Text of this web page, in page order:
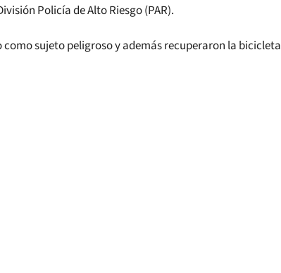
Policía de Alto Riesgo (PAR).
sujeto peligroso y además recuperaron la bicicleta